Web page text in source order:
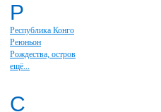
Р
Республика Конго
Реюньон
Рождества, остров
ещё...
С